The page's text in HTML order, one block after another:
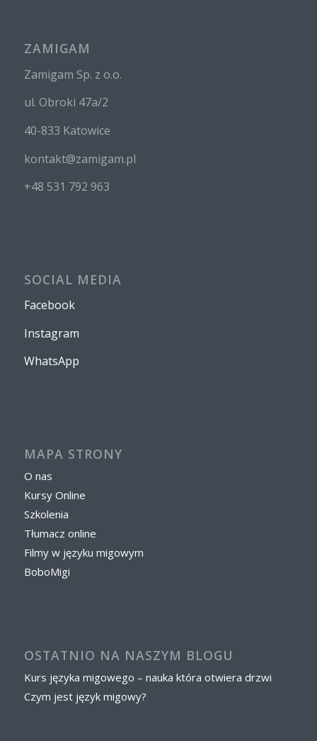
ZAMIGAM
Zamigam Sp. z o.o.
ul. Obroki 47a/2
40-833 Katowice
kontakt@zamigam.pl
+48 531 792 963
SOCIAL MEDIA
Facebook
Instagram
WhatsApp
MAPA STRONY
O nas
Kursy Online
Szkolenia
Tłumacz online
Filmy w języku migowym
BoboMigi
OSTATNIO NA NASZYM BLOGU
Kurs języka migowego – nauka która otwiera drzwi
Czym jest język migowy?